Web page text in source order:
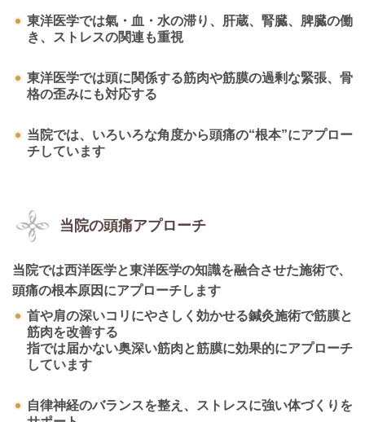
東洋医学では氣・血・水の滞り、肝蔵、腎臓、脾臓の働
き、ストレスの関連も重視
東洋医学では頭に関係する筋肉や筋膜の過剰な緊張、骨
格の歪みにも対応する
当院では、いろいろな角度から頭痛の“根本”にアプロー
チしています
当院の頭痛アプローチ
当院では西洋医学と東洋医学の知識を融合させた施術で、
頭痛の根本原因にアプローチします
首や肩の深いコリにやさしく効かせる鍼灸施術で筋膜と
筋肉を改善する
指では届かない奥深い筋肉と筋膜に効果的にアプローチ
しています
自律神経のバランスを整え、ストレスに強い体づくりを